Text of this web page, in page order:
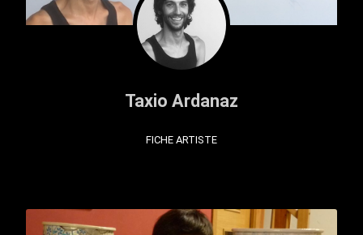
Taxio Ardanaz
FICHE ARTISTE